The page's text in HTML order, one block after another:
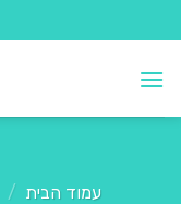
to
content
עמוד הבית /